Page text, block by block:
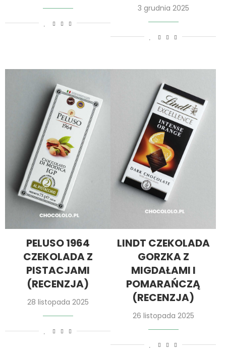
3 grudnia 2025
PELUSO 1964
CZEKOLADA Z
PISTACJAMI
(RECENZJA)
28 listopada 2025
LINDT CZEKOLADA
GORZKA Z
MIGDAŁAMI I
POMARAŃCZĄ
(RECENZJA)
26 listopada 2025